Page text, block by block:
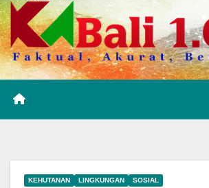
KEHUTANAN LINGKUNGAN SOSIAL